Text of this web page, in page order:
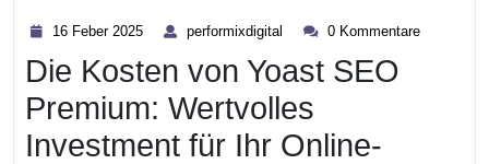
16 Feber 2025
2025
performixdigital performixdigital
0 Kommentare
Die Kosten von Yoast SEO
Premium: Wertvolles
Investment für Ihr Online-